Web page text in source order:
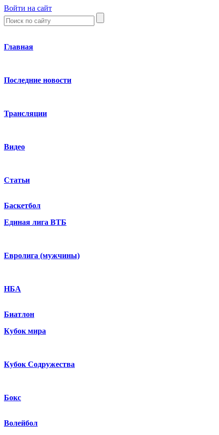
Войти на сайт
Главная
Последние новости
Трансляции
Видео
Статьи
Баскетбол
Единая лига ВТБ
Евролига (мужчины)
НБА
Биатлон
Кубок мира
Кубок Содружества
Бокс
Волейбол